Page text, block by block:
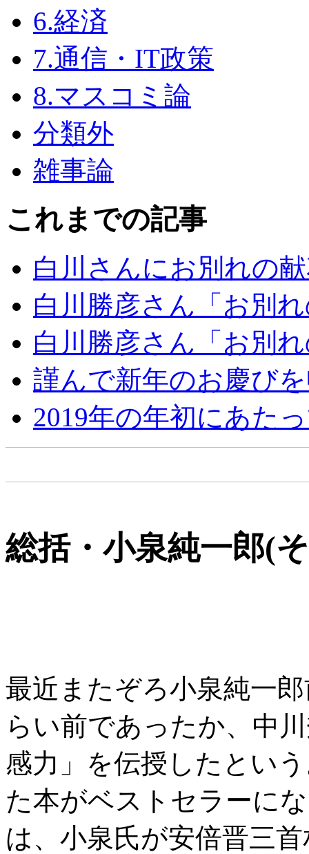
6.経済
7.通信・IT政策
8.マスコミ論
分類外
雑事論
これまでの記事
白川さんにお別れの
白川勝彦さん「お別
白川勝彦さん「お別
謹んで新年のお慶び
2019年の年初にあた
総括・小泉純一郎(
最近またぞろ小泉純一
らい前であったか、中
感力」を伝授したとい
た本がベストセラーに
は、小泉氏が安倍晋三